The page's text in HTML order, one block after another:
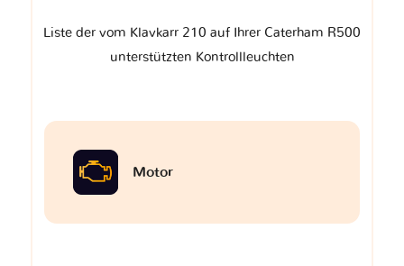
Liste der vom Klavkarr 210 auf Ihrer Caterham R500
unterstützten Kontrollleuchten
Motor